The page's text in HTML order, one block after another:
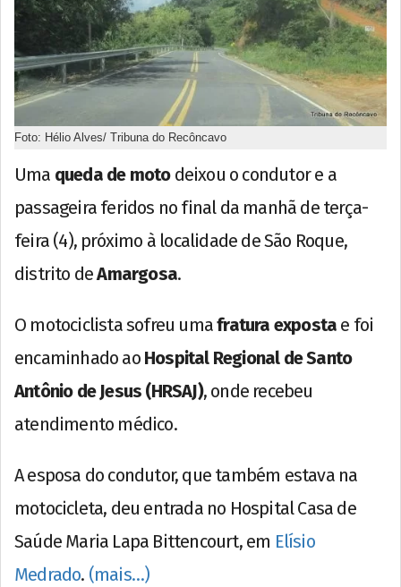
Foto: Hélio Alves/ Tribuna do Recôncavo
Uma queda de motodeixou o condutor e a
passageira feridos no final da manhã de terça-
feira (4), próximo à localidade de São Roque,
distrito deAmargosa.
O motociclista sofreu umafratura exposta e foi
encaminhado ao Hospital Regional de Santo
Antônio de Jesus (HRSAJ), onde recebeu
atendimento médico.
A esposa do condutor, que também estava na
motocicleta, deu entrada no Hospital Casa de
Saúde Maria Lapa Bittencourt, em Elísio
Medrado. (mais…)